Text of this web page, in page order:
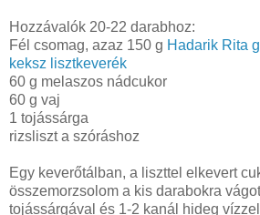
Hozzávalók 20-22 darabhoz:
Fél csomag, azaz 150 g Hadarik Rita
keksz lisztkeverék
60 g melaszos nádcukor
60 g vaj
1 tojássárga
rizsliszt a szóráshoz
Egy keverőtálban, a liszttel elkevert
összemorzsolom a kis darabokra
tojássárgával és 1-2 kanál hideg